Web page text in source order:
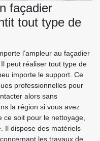
façadier
tout type de
l’ampleur au façadier
peut réaliser tout type de
importe le support. Ce
professionnelles pour
alors sans
la région si vous avez
soit pour le nettoyage,
Il dispose des matériels
les travaux de